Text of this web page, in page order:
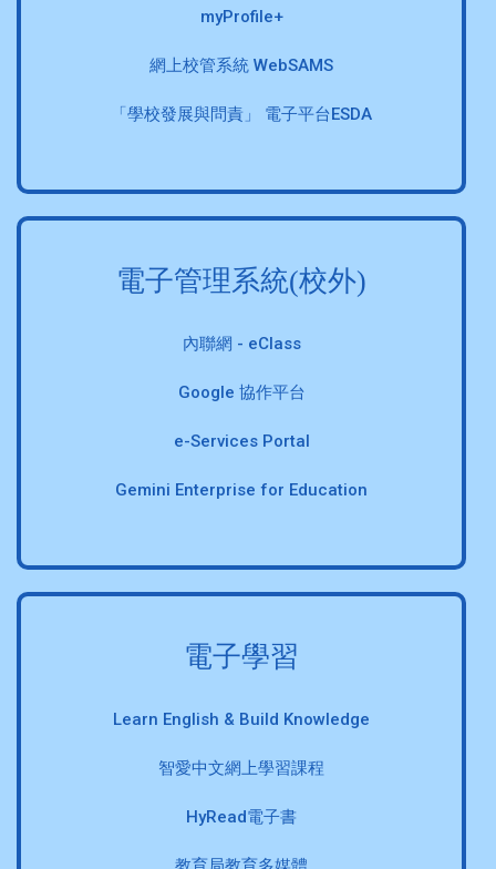
myProfile+
網上校管系統 WebSAMS
「學校發展與問責」 電子平台ESDA
電子管理系統(校外)
內聯網 - eClass
Google 協作平台
e-Services Portal
Gemini Enterprise for Education
電子學習
Learn English & Build Knowledge
智愛中文網上學習課程
HyRead電子書